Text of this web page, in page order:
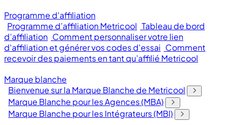
Programme d'affiliation
Programme d’affiliation Metricool Tableau de bord
d’affiliation Comment personnaliser votre lien
d'affiliation et générer vos codes d'essai Comment
recevoir des paiements en tant qu’affilié Metricool
Marque blanche
Bienvenue sur la Marque Blanche de Metricool
Marque Blanche pour les Agences (MBA)
Marque Blanche pour les Intégrateurs (MBI)